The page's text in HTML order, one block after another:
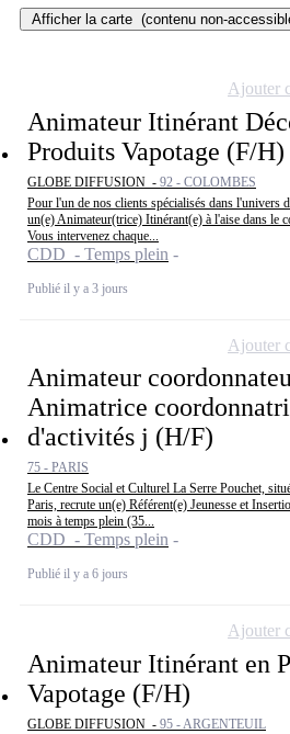
Afficher la carte (contenu non-
Animateur Itinérant
Produits Vapotage (F/H)
GLOBE DIFFUSION - 92 - COLOMBES
Pour l'un de nos clients spécialisés dans l'univers
un(e) Animateur(trice) Itinérant(e) à l'aise dans le
Vous intervenez chaque...
CDD - Temps plein
Publié il y a 3 jours
Ajouter
Animateur
Animatrice
d'activités j (H/F)
75 - PARIS
Le Centre Social et Culturel La Serre Pouchet,
Paris, recrute un(e) Référent(e) Jeunesse et
mois à temps plein (35...
CDD - Temps plein
Publié il y a 6 jours
Ajouter
Animateur Itinérant en
Vapotage (F/H)
GLOBE DIFFUSION - 95 - ARGENTEUIL
Ajouter